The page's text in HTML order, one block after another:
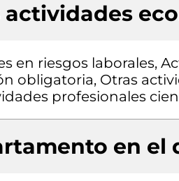
actividades
en riesgos laborales,
obligatoria, Otras
profesionales
en el